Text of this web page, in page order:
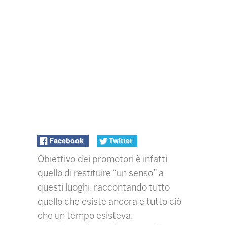
Facebook Twitter
Obiettivo dei promotori è infatti
quello di restituire “un senso” a
questi luoghi, raccontando tutto
quello che esiste ancora e tutto ciò
che un tempo esisteva,